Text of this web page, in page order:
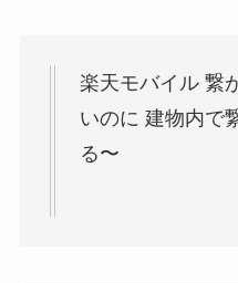
楽天モバイル 繋
いのに 建物内で
る〜